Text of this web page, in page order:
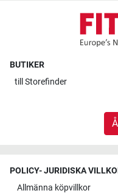
BUTIKER
till Storefinder
POLICY- JURIDISKA
Allmänna köpvillkor